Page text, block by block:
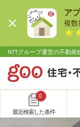
ア
複数
NTTグループ運営の不動産
0
最近検索した条件